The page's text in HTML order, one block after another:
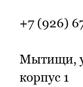
+7 (926)
Мытищи,
корпус 1